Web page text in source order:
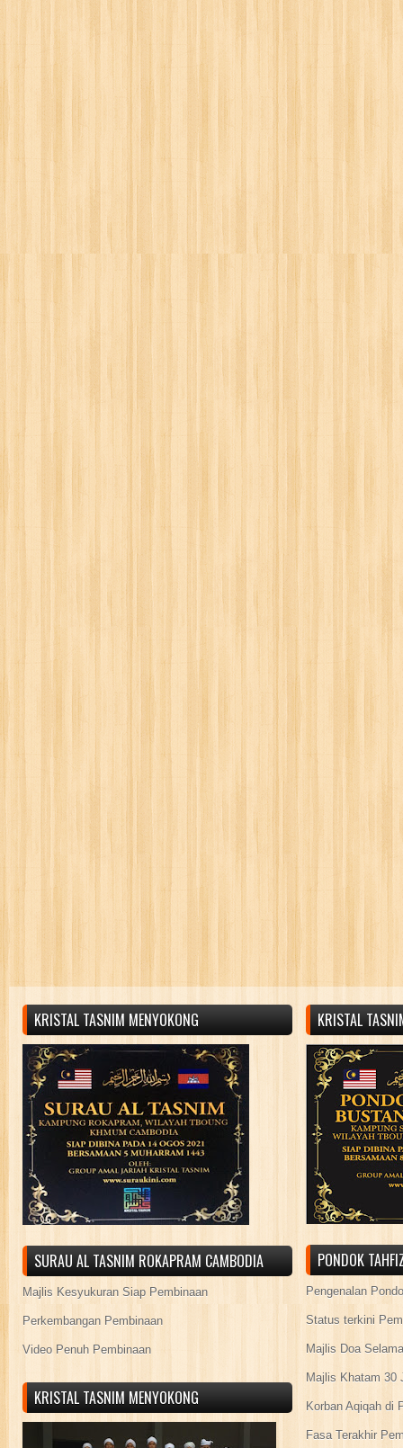
KRISTAL TASNIM MENYOKONG
SURAU AL TASNIM ROKAPRAM CAMBODIA
Majlis Kesyukuran Siap Pembinaan
Perkembangan Pembinaan
Video Penuh Pembinaan
KRISTAL TASNIM MENYOKONG
KRISTAL
PONDOK
Pengenalan
Status terkini
Majlis Doa
Majlis Khatam 30
Korban Aqiqah di
Fasa Terakhir